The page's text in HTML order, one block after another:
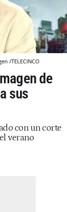
/TELECINCO
de
sus
con un corte
verano